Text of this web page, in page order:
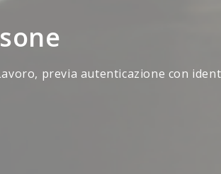
previa autenticazione con